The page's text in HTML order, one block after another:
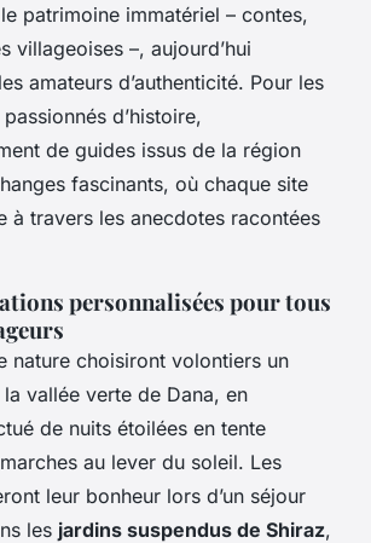
patrimoine immatériel – contes,
villageoises –, aujourd’hui
amateurs d’authenticité. Pour les
d’histoire,
de guides issus de la région
fascinants, où chaque site
à travers les anecdotes racontées
personnalisées pour tous
nature choisiront volontiers un
la vallée verte de Dana, en
de nuits étoilées en tente
au lever du soleil. Les
leur bonheur lors d’un séjour
les jardins suspendus de Shiraz,